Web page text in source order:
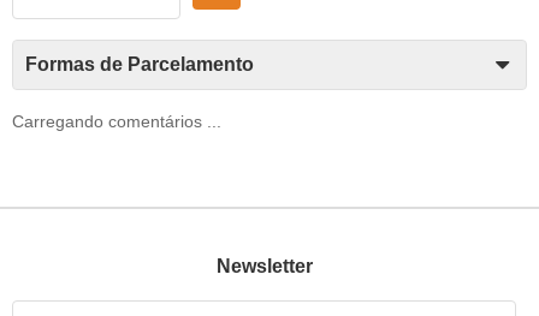
Formas de Parcelamento
Carregando comentários ...
Newsletter